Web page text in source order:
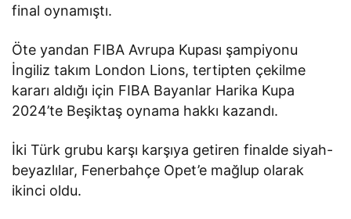
final oynamıştı.
Öte yandan FIBA Avrupa Kupası şampiyonu
İngiliz takım London Lions, tertipten çekilme
kararı aldığı için FIBA Bayanlar Harika Kupa
2024’te Beşiktaş oynama hakkı kazandı.
İki Türk grubu karşı karşıya getiren finalde siyah-
beyazlılar, Fenerbahçe Opet’e mağlup olarak
ikinci oldu.